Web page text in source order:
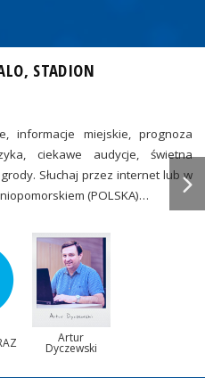
STADION
informacje miejskie, prognoza
ciekawe audycje, świetna
Słuchaj przez internet lub w
(POLSKA)…
Artur
Dyczewski